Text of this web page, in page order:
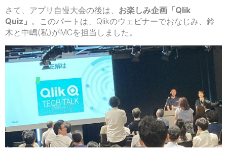
さて、アプリ自慢大会の後は、 お楽しみ企画「Qlik
Quiz」 。このパートは、Qlikのウェビナーでおなじみ、鈴
木と中嶋(私)がMCを担当しました。